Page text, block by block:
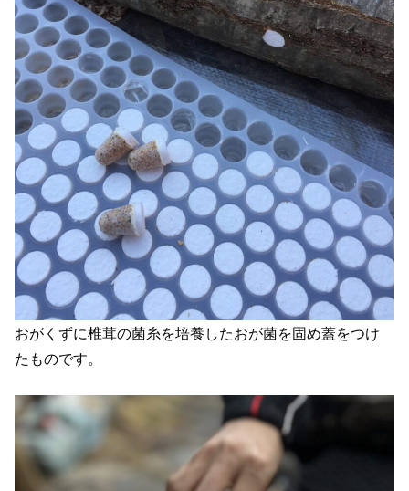
おがくずに椎茸の菌糸を培養したおが菌を固め蓋をつけ
たものです。